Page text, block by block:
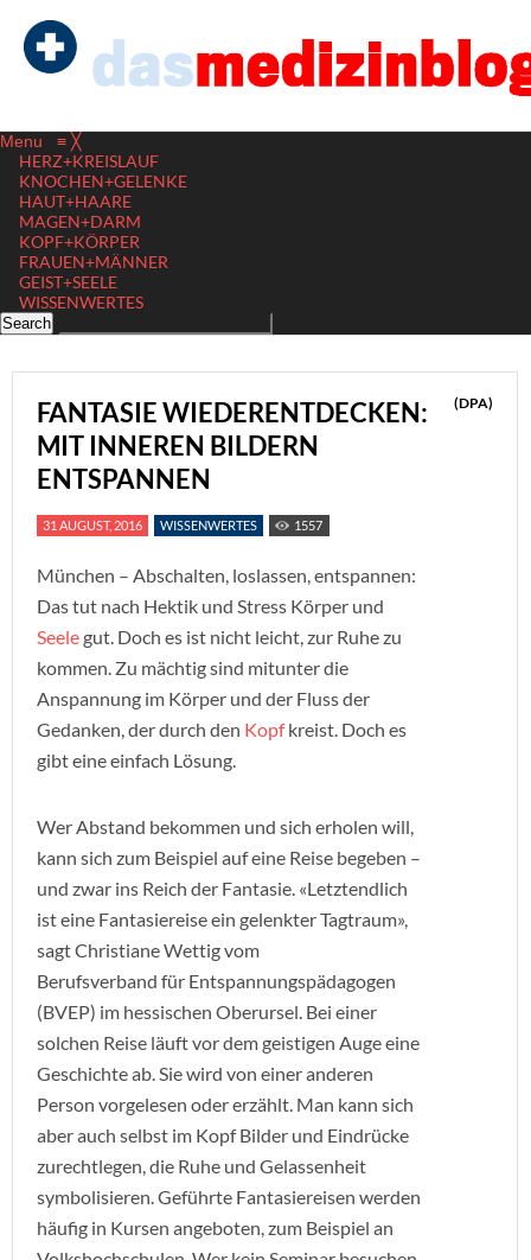
Menu ≡ ╳
HERZ+KREISLAUF
KNOCHEN+GELENKE
HAUT+HAARE
MAGEN+DARM
KOPF+KÖRPER
FRAUEN+MÄNNER
GEIST+SEELE
WISSENWERTES
FANTASIE WIEDERENTDECKEN:
MIT INNEREN BILDERN
ENTSPANNEN
(DPA)
31 AUGUST, 2016 WISSENWERTES 1557
München – Abschalten, loslassen, entspannen:
Das tut nach Hektik und Stress Körper und
Seelegut. Doch es ist nicht leicht, zur Ruhe zu
kommen. Zu mächtig sind mitunter die
Anspannung im Körper und der Fluss der
Gedanken, der durch den Kopfkreist. Doch es
gibt eine einfach Lösung.
Wer Abstand bekommen und sich erholen will,
kann sich zum Beispiel auf eine Reise begeben –
und zwar ins Reich der Fantasie. «Letztendlich
ist eine Fantasiereise ein gelenkter Tagtraum»,
sagt Christiane Wettig vom
Berufsverband für Entspannungspädagogen
(BVEP) im hessischen Oberursel. Bei einer
solchen Reise läuft vor dem geistigen Auge eine
Geschichte ab. Sie wird von einer anderen
Person vorgelesen oder erzählt. Man kann sich
aber auch selbst im Kopf Bilder und Eindrücke
zurechtlegen, die Ruhe und Gelassenheit
symbolisieren. Geführte Fantasiereisen werden
häufig in Kursen angeboten, zum Beispiel an